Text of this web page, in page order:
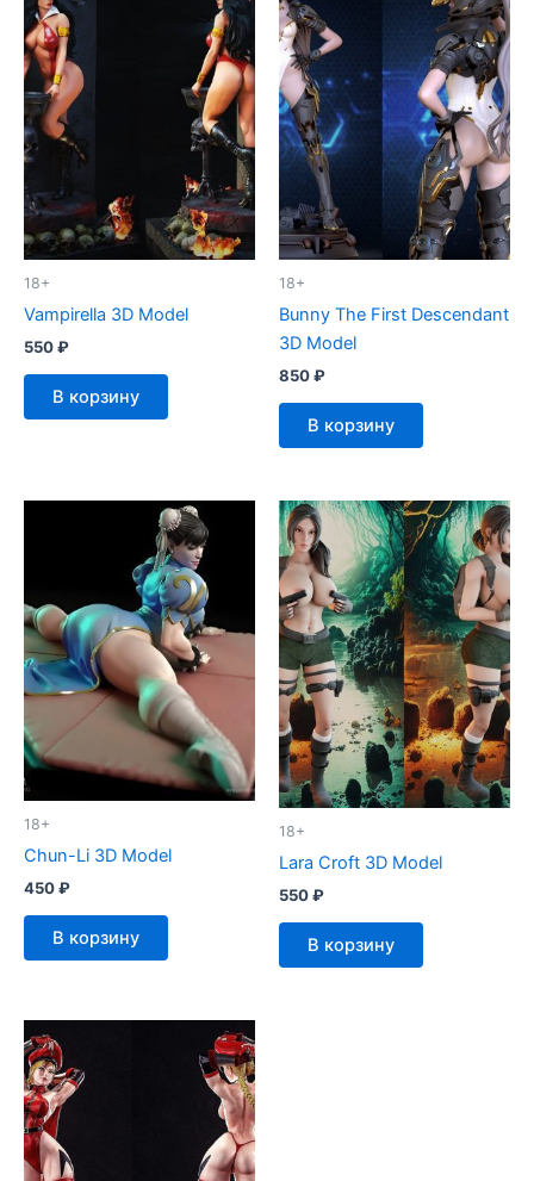
18+
Vampirella 3D Model
550₽
В корзину
18+
Bunny The First Descendant
3D Model
850₽
В корзину
18+
Chun-Li 3D Model
450₽
В корзину
18+
Lara Croft 3D Model
550₽
В корзину